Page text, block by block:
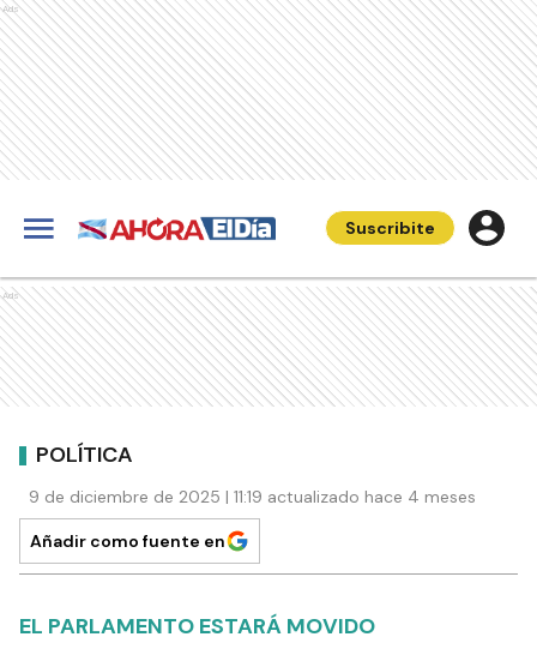
Ads
Suscribite
Ads
POLÍTICA
9 de diciembre de 2025 | 11:19 actualizado hace 4 meses
Añadir como fuente en
EL PARLAMENTO ESTARÁ MOVIDO